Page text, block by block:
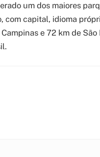
um dos maiores
capital, idioma
e 72 km de